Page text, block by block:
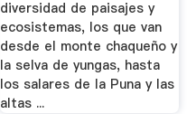
diversidad de paisajes y
ecosistemas, los que van
desde el monte chaqueño y
la selva de yungas, hasta
los salares de la Puna y las
altas ...